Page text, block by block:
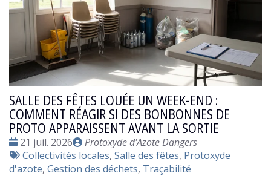
SALLE DES FÊTES LOUÉE UN WEEK-END :
COMMENT RÉAGIR SI DES BONBONNES DE
PROTO APPARAISSENT AVANT LA SORTIE
Date
:
21 juil. 2026
Publié
par
Protoxyde d'Azote Dangers
Tags
:
Collectivités locales, Salle des fêtes, Protoxyde
d'azote, Gestion des déchets, Traçabilité